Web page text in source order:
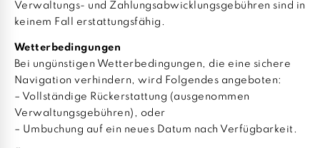
Verwaltungs- und Zahlungsabwicklungsgebühren sind in
keinem Fall erstattungsfähig.
Wetterbedingungen
Bei ungünstigen Wetterbedingungen, die eine sichere
Navigation verhindern, wird Folgendes angeboten:
– Vollständige Rückerstattung (ausgenommen
Verwaltungsgebühren), oder
– Umbuchung auf ein neues Datum nach Verfügbarkeit.